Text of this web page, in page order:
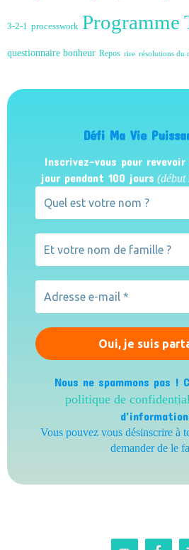
3-2-1 processwork Programme
questionnaire bonheur Repos rire résolutions du
Défi Ma Vie
Inscrivez-vous pour
jour pendant 100 jours (début
Nous ne spammons pas !
politique de
Vous pouvez vous désinscrire à
demander de le